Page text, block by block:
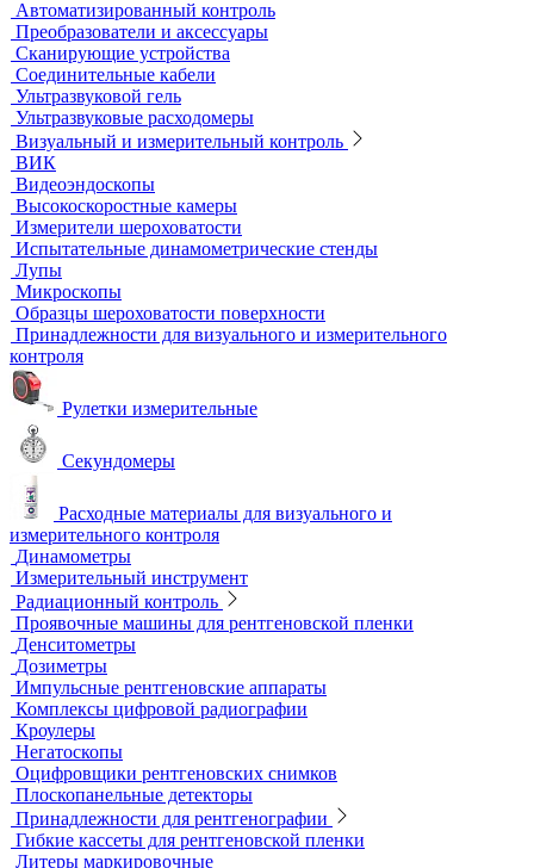
Ультразвуковые дефектоскопы
Ультразвуковые толщиномеры
Стандартные образцы (СОП)
Автоматизированный контроль
Преобразователи и аксессуары
Сканирующие устройства
Соединительные кабели
Ультразвуковой гель
Ультразвуковые расходомеры
Визуальный и измерительный контроль
ВИК
Видеоэндоскопы
Высокоскоростные камеры
Измерители шероховатости
Испытательные динамометрические стенды
Лупы
Микроскопы
Образцы шероховатости поверхности
Принадлежности для визуального и измерительного
контроля
Рулетки измерительные
Секундомеры
Расходные материалы для визуального и
измерительного контроля
Динамометры
Измерительный инструмент
Радиационный контроль
Проявочные машины для рентгеновской пленки
Денситометры
Дозиметры
Импульсные рентгеновские аппараты
Комплексы цифровой радиографии
Кроулеры
Негатоскопы
Оцифровщики рентгеновских снимков
Плоскопанельные детекторы